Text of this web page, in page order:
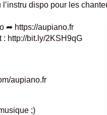
dispo pour les
➦ https://aupiano.fr
http://bit.ly/2KSH9qG
aupiano.fr
;)